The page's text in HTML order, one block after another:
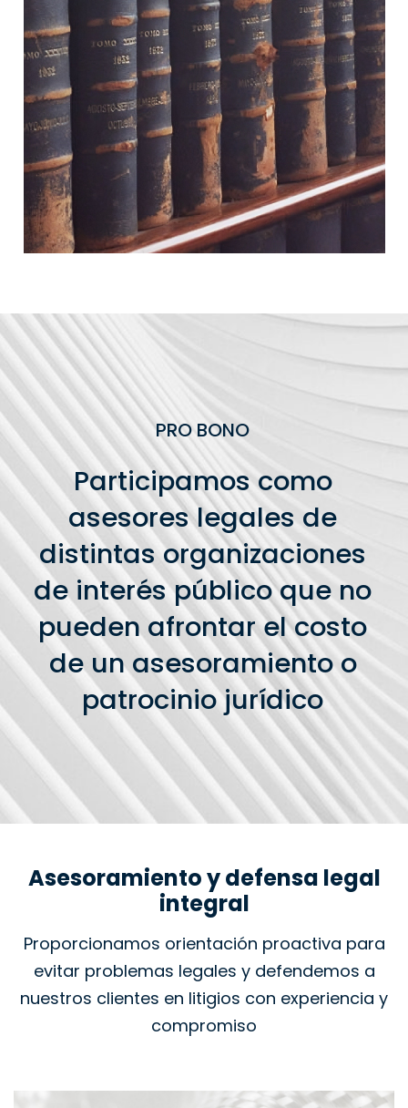
PRO BONO
Participamos como
asesores legales de
distintas organizaciones
de interés público que no
pueden afrontar el costo
de un asesoramiento o
patrocinio jurídico
Asesoramiento y defensa legal
integral
Proporcionamos orientación proactiva para
evitar problemas legales y defendemos a
nuestros clientes en litigios con experiencia y
compromiso